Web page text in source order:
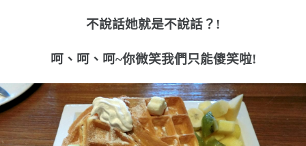
不說話她就是不說話？!
呵、呵、呵~你微笑我們只能傻笑啦!